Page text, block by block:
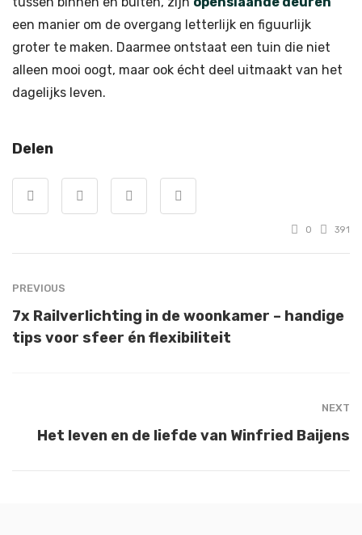
een manier om de overgang letterlijk en figuurlijk
groter te maken. Daarmee ontstaat een tuin die niet
alleen mooi oogt, maar ook écht deel uitmaakt van het
dagelijks leven.
Delen
0 391
PREVIOUS
7x Railverlichting in de woonkamer – handige
tips voor sfeer én flexibiliteit
NEXT
Het leven en de liefde van Winfried Baijens